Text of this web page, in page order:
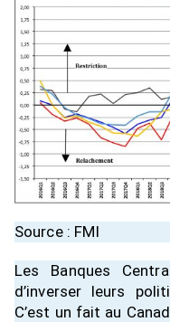
Source : FMI
Les Banques
d’inverser leurs
C’est un fait au